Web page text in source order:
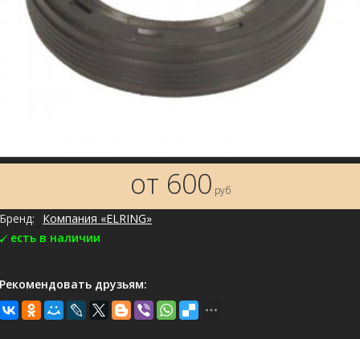
от 600 руб
Бренд:
Компания «ELRING»
есть в наличии
Рекомендовать друзьям: